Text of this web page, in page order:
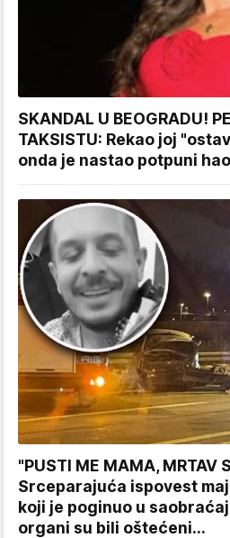
SKANDAL U BEOGRADU!
TAKSISTU: Rekao joj
onda je nastao potpuni
"PUSTI ME MAMA, MRTAV
Srceparajuća ispovest
koji je poginuo u
organi su bili oštećeni...